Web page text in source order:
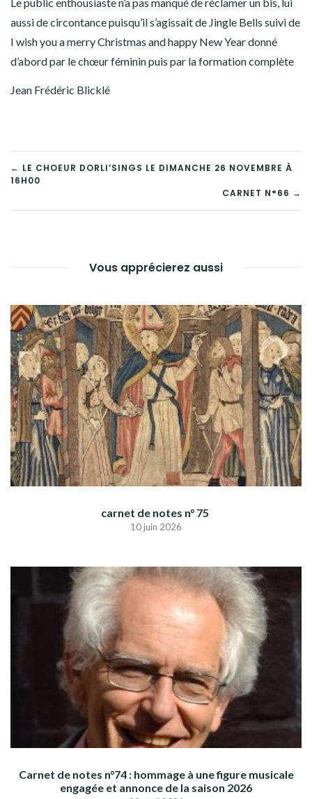
aussi de circontance puisqu’il s’agissait de Jingle Bells suivi de
I wish you a merry Christmas and happy New Year donné
d’abord par le chœur féminin puis par la formation complète
Jean Frédéric Blicklé
NAVIGATION
DE
← LE CHOEUR DORLI’SINGS LE DIMANCHE 26 NOVEMBRE À
16H00
CARNET N°66 →
Vous apprécierez aussi
carnet de notes n° 75
10 juin 2026
Carnet de notes n°74 : hommage à une figure musicale
engagée et annonce de la saison 2026